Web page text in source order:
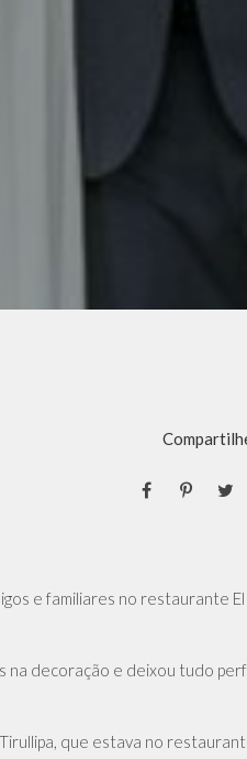
e familiares no
na decoração e deixou tudo
que estava no